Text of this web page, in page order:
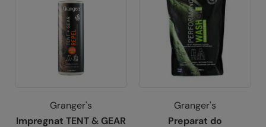
Granger's
Impregnat TENT & GEAR
Granger's
Preparat do